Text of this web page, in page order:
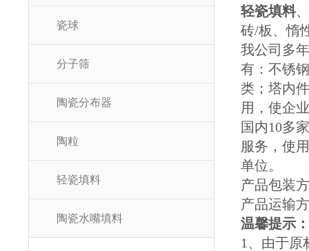
瓷球
分子筛
陶瓷分布器
陶粒
轻瓷填料
陶瓷水嘴填料
轻瓷填料
砖/板、惰
我公司多
有：不锈
类；塔内
用，使企
国内10多
服务，使
单位。
产品包装
产品运输
温馨提示
1、由于原